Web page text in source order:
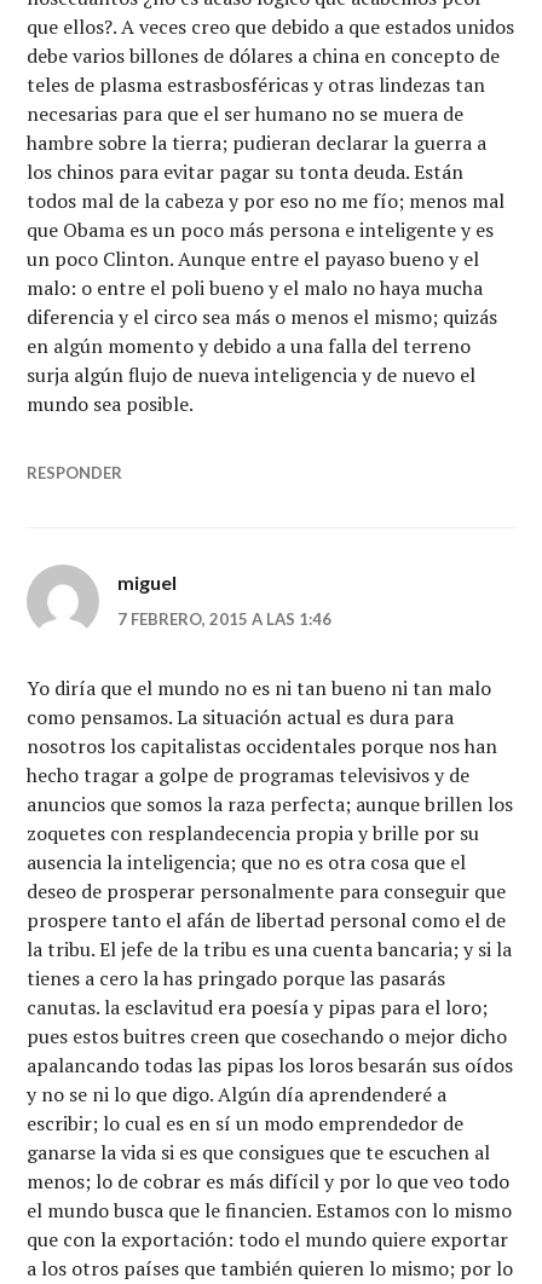
que ellos?. A veces creo que debido a que estados unidos
debe varios billones de dólares a china en concepto de
teles de plasma estrasbosféricas y otras lindezas tan
necesarias para que el ser humano no se muera de
hambre sobre la tierra; pudieran declarar la guerra a
los chinos para evitar pagar su tonta deuda. Están
todos mal de la cabeza y por eso no me fío; menos mal
que Obama es un poco más persona e inteligente y es
un poco Clinton. Aunque entre el payaso bueno y el
malo: o entre el poli bueno y el malo no haya mucha
diferencia y el circo sea más o menos el mismo; quizás
en algún momento y debido a una falla del terreno
surja algún flujo de nueva inteligencia y de nuevo el
mundo sea posible.
RESPONDER
miguel
7 FEBRERO, 2015 A LAS 1:46
Yo diría que el mundo no es ni tan bueno ni tan malo
como pensamos. La situación actual es dura para
nosotros los capitalistas occidentales porque nos han
hecho tragar a golpe de programas televisivos y de
anuncios que somos la raza perfecta; aunque brillen los
zoquetes con resplandecencia propia y brille por su
ausencia la inteligencia; que no es otra cosa que el
deseo de prosperar personalmente para conseguir que
prospere tanto el afán de libertad personal como el de
la tribu. El jefe de la tribu es una cuenta bancaria; y si la
tienes a cero la has pringado porque las pasarás
canutas. la esclavitud era poesía y pipas para el loro;
pues estos buitres creen que cosechando o mejor dicho
apalancando todas las pipas los loros besarán sus oídos
y no se ni lo que digo. Algún día aprendenderé a
escribir; lo cual es en sí un modo emprendedor de
ganarse la vida si es que consigues que te escuchen al
menos; lo de cobrar es más difícil y por lo que veo todo
el mundo busca que le financien. Estamos con lo mismo
que con la exportación: todo el mundo quiere exportar
a los otros países que también quieren lo mismo; por lo